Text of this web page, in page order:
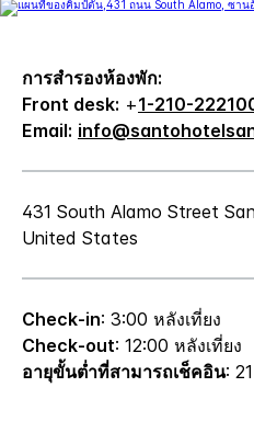
การสำรองห้องพัก:
Front desk: +1-210-
Email:
431 South Alamo Street
United States
Check-in: 3:00 หลังเที่ยง
Check-out: 12:00 หลังเที่ยง
อายุขั้นต่ำที่สามารถเช็คอิน: 21